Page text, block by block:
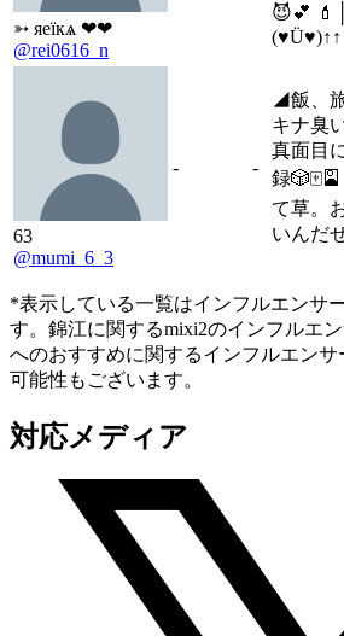
➳ яeïкѧ ❤︎❤︎
@rei0616_n
😈💕
(♥Ü♥)↑↑
63
@mumi_6_3
- -
◢飯、
キナ臭
真面目
録
て草。
いんだ
*表示している一覧はインフルエンサ
す。錦江に関するmixi2のインフルエ
へのおすすめに関するインフルエン
可能性もございます。
対応メディア